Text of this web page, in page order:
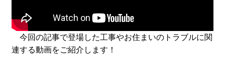
今回の記事で登場した工事やお住まいのトラブルに関
連する動画をご紹介します！